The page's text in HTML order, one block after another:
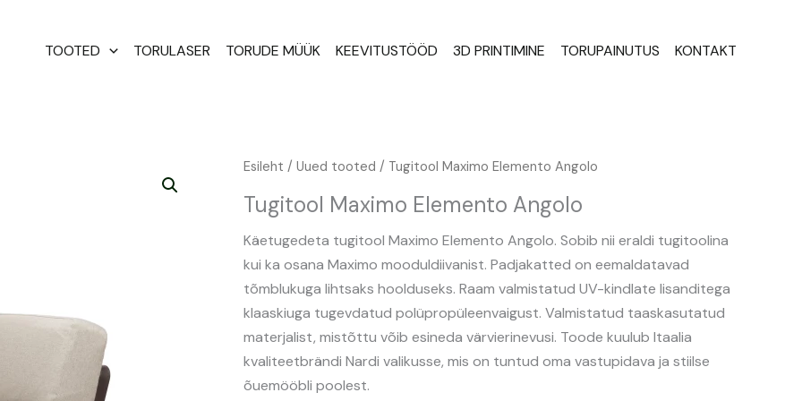
TOOTED TORULASER TORUDE MÜÜK KEEVITUSTÖÖD 3D PRINTIMINE TORUPAINUTUS KONTAKT
Esileht / Uued tooted / Tugitool Maximo Elemento Angolo
Tugitool Maximo Elemento Angolo
Käetugedeta tugitool Maximo Elemento Angolo. Sobib nii eraldi tugitoolina
kui ka osana Maximo mooduldiivanist. Padjakatted on eemaldatavad
tõmblukuga lihtsaks hoolduseks. Raam valmistatud UV-kindlate lisanditega
klaaskiuga tugevdatud polüpropüleenvaigust. Valmistatud taaskasutatud
materjalist, mistõttu võib esineda värvierinevusi. Toode kuulub Itaalia
kvaliteetbrändi Nardi valikusse, mis on tuntud oma vastupidava ja stiilse
õuemööbli poolest.
Tugitool
Elemento
Angolo
kogus